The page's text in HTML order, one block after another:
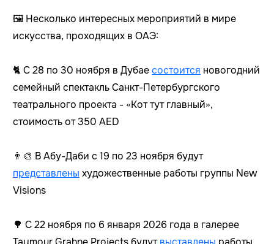
🖼 Несколько интересных мероприятий в мире
искусства, проходящих в ОАЭ:
🐈 С 28 по 30 ноября в Дубаесостоится новогодний
семейный спектакль Санкт-Петербургского
театрального проекта - «Кот тут главный»,
стоимость от 350 AED
👨‍🎨 В Абу-Даби с 19 по 23 ноября будут
представлены художественные работы группы New
Visions
🌳 С 22 ноября по 6 января 2026 года в галерее